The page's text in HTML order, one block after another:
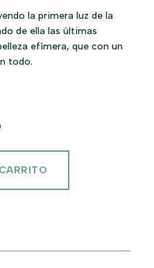
la primera luz de la
de ella las últimas
efímera, que con un
todo.